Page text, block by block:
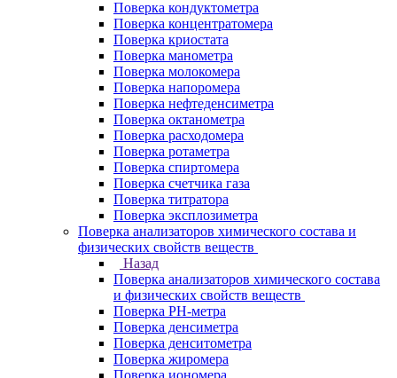
Поверка кондуктометра
Поверка концентратомера
Поверка криостата
Поверка манометра
Поверка молокомера
Поверка напоромера
Поверка нефтеденсиметра
Поверка октанометра
Поверка расходомера
Поверка ротаметра
Поверка спиртомера
Поверка счетчика газа
Поверка титратора
Поверка эксплозиметра
Поверка анализаторов химического состава и
физических свойств веществ
Назад
Поверка анализаторов химического состава
и физических свойств веществ
Поверка PH-метра
Поверка денсиметра
Поверка денситометра
Поверка жиромера
Поверка иономера